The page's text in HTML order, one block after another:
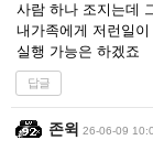
사람 하나 조지는데
내가족에게 저런일이
실행 가능은 하겠죠
답글
존윅 26-06-09